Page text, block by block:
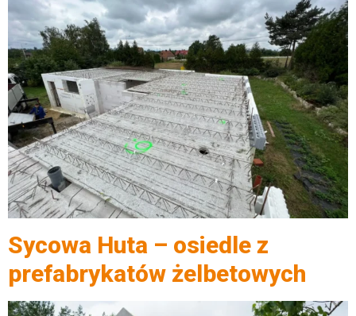
Sycowa Huta – osiedle z
prefabrykatów żelbetowych